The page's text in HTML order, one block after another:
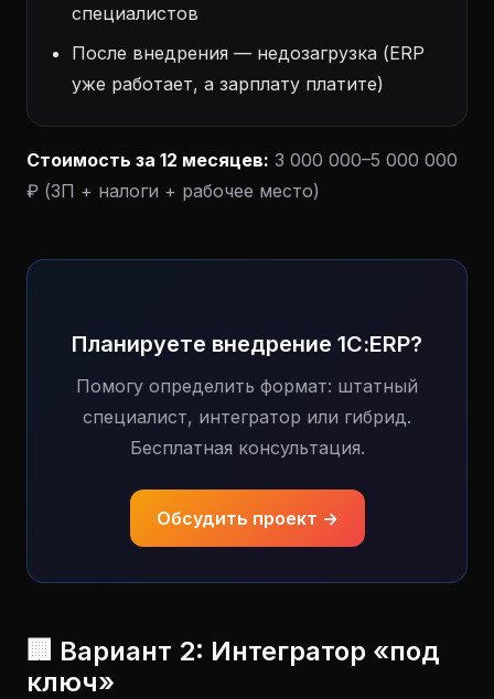
специалистов
После внедрения — недозагрузка (ERP
уже работает, а зарплату платите)
Стоимость за 12 месяцев: 3 000 000–5 000 000
₽ (ЗП + налоги + рабочее место)
Планируете внедрение 1С:ERP?
Помогу определить формат: штатный
специалист, интегратор или гибрид.
Бесплатная консультация.
Обсудить проект →
🏢 Вариант 2: Интегратор «под
ключ»